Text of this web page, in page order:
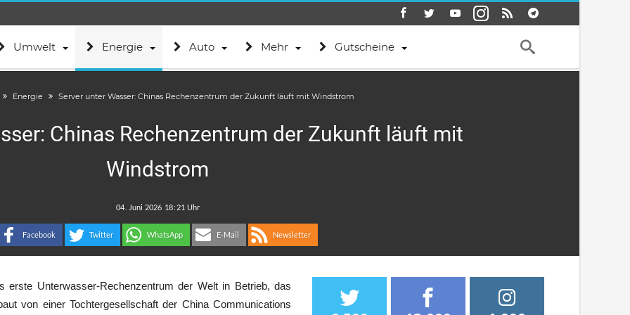
Umwelt Energie Auto Mehr Gutscheine
Energie Server unter Wasser: Chinas Rechenzentrum der Zukunft läuft mit Windstrom
Chinas Rechenzentrum der Zukunft läuft mit
Windstrom
:
Facebook Twitter WhatsApp E-Mail Newsletter
Unterwasser-Rechenzentrum der Welt in Betrieb, das
von einer Tochtergesellschaft der China Communications